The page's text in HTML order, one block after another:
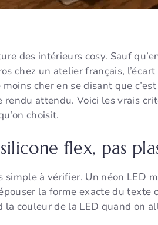
des intérieurs cosy. Sauf
chez un atelier français,
cher en se disant que
attendu. Voici les vrais
choisit.
flex, pas
simple à vérifier. Un néon LED
la forme exacte du texte
couleur de la LED quand on